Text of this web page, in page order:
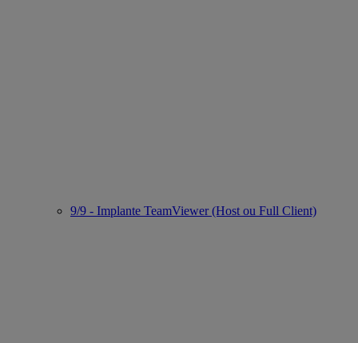
9/9 - Implante TeamViewer (Host ou Full Client)